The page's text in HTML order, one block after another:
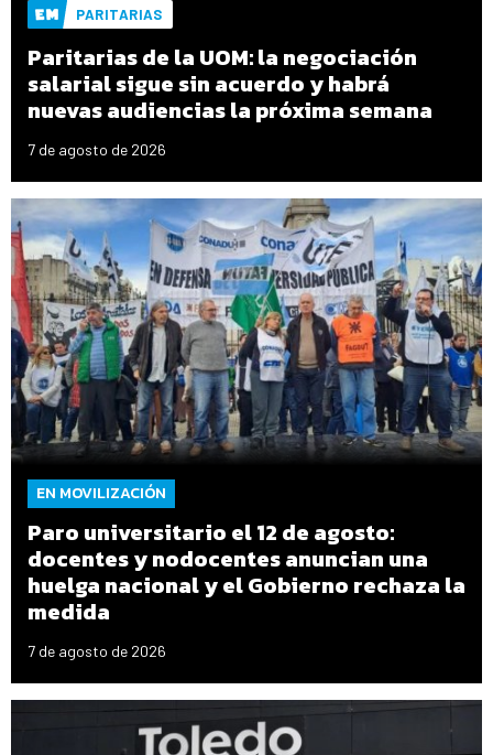
PARITARIAS
Paritarias de la UOM: la negociación
salarial sigue sin acuerdo y habrá
nuevas audiencias la próxima semana
7 de agosto de 2026
EN MOVILIZACIÓN
Paro universitario el 12 de agosto:
docentes y nodocentes anuncian una
huelga nacional y el Gobierno rechaza la
medida
7 de agosto de 2026